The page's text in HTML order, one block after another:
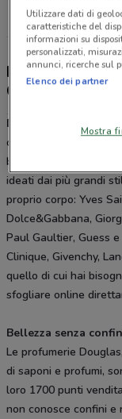
Douglas -
Card
Douglas
è una
cosmetici, articoli di
bellezza e di
ideati dai più grandi
proprio corpo: Yves
Dolce&Gabbana,
Paul Gaultier, Guess
Clinique, Givenchy,
quello di cui hai
sfogliare online
Bellezza senza
Le profumerie
di saponi e profumi,
loro 1700 punti
non conosce confini e
Utilizzare dati di
caratteristiche del
informazioni su
personalizzati,
annunci, ricerche sul
Elenco dei partner
Mostra